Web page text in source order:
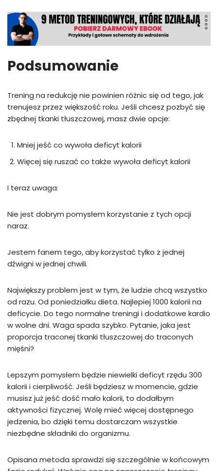
Podsumowanie
Trening na redukcję nie powinien różnic się od tego, jak
trenujesz przez większość roku. Jeśli chcesz pozbyć się
zbędnej tkanki tłuszczowej, masz dwie opcje:
Mniej jeść co wywoła deficyt kalorii
Więcej się ruszać co także wywoła deficyt kalorii
I teraz uwaga:
Nie jest dobrym pomysłem korzystanie z tych opcji
naraz.
Jestem fanem tego, aby korzystać tylko z jednej
dźwigni w jednej chwili.
Największy problem jest w tym, że ludzie chcą wszystko
od razu. Od poniedziałku dieta. Najlepiej 1000 kalorii na
deficycie. Do tego normalne treningi i dodatkowe kardio
w wolne dni. Waga spada szybko. Pytanie, jaka jest
proporcja traconej tkanki tłuszczowej do traconych
mięśni?
Lepszym pomysłem będzie niewielki deficyt rzędu 300
kalorii i cierpliwość. Jeśli będziesz w momencie, gdzie
musisz już jeść dość mało kalorii, to dodałbym
aktywności fizycznej. Wolę mieć więcej dostępnego
jedzenia, bo dzięki temu dostarczam wszystkie
niezbędne składniki do organizmu.
Opisana metoda sprawdzi się szczególnie w końcowym